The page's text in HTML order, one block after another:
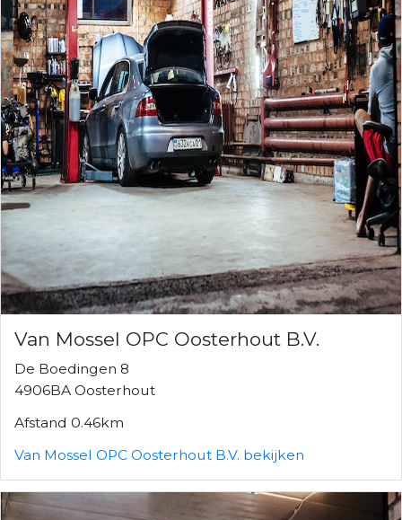
Van Mossel OPC Oosterhout B.V.
De Boedingen 8
4906BA Oosterhout
Afstand 0.46km
Van Mossel OPC Oosterhout B.V. bekijken